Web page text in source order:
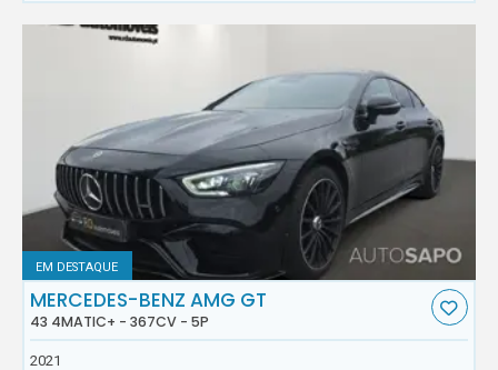
EM DESTAQUE
MERCEDES-BENZ AMG GT
43 4MATIC+ - 367CV - 5P
2021